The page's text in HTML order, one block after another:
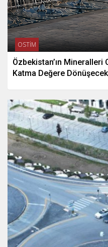
OSTİM
Özbekistan’ın
Katma Değere Dönüşecek